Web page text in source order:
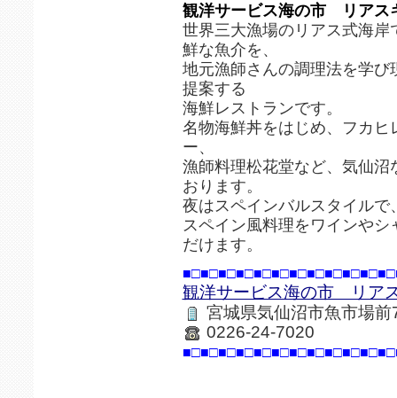
観洋サービス海の市 リアス
世界三大漁場のリアス式海
鮮な魚介を、
地元漁師さんの調理法を学
提案する
海鮮レストランです。
名物海鮮丼をはじめ、フカ
ー、
漁師料理松花堂など、気仙
おります。
夜はスペインバルスタイルで
スペイン風料理をワインや
だけます。
観洋サービス海の市 リア
宮城県気仙沼市魚市場
0226-24-7020